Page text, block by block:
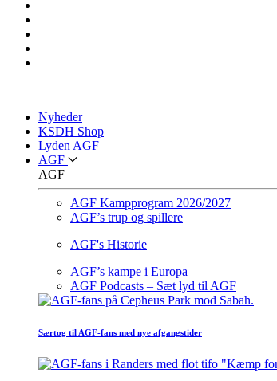
Nyheder
KSDH Shop
Lyden AGF
AGF
AGF
AGF Kampprogram 2026/2027
AGF’s trup og spillere
AGF's Historie
AGF’s kampe i Europa
AGF Podcasts – Sæt lyd til AGF
Særtog til AGF-fans med nye afgangstider